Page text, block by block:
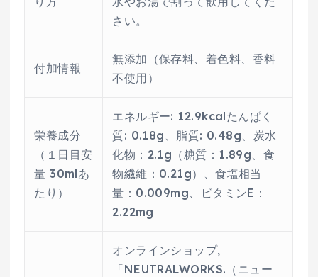
さい。
付加情報
無添加（保存料、着色料、香料
不使用）
栄養成分
（１日目安
量 30mlあ
たり）
エネルギー: 12.9kcalたんぱく
質: 0.18g、脂質: 0.48g、炭水
化物：2.1g（糖質：1.89g、食
物繊維：0.21g）、食塩相当
量：0.009mg、ビタミンE：
2.22mg
オンラインショップ,
「NEUTRALWORKS.（ニュー